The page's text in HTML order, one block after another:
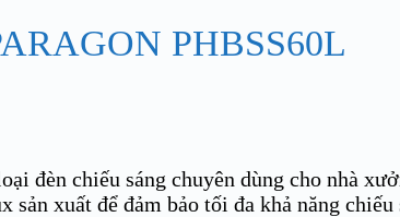
đèn chiếu sáng chuyên dùng cho nhà
xuất để đảm bảo tối đa khả năng